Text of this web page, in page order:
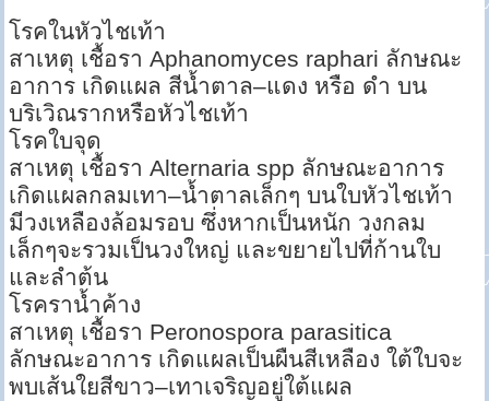
โรคในหัวไชเท้า
สาเหตุ เชื้อรา Aphanomyces raphari ลักษณะ
อาการ เกิดแผล สีน้ำตาล–แดง หรือ ดำ บน
บริเวิณรากหรือหัวไชเท้า
โรคใบจุด
สาเหตุ เชื้อรา Alternaria spp ลักษณะอาการ
เกิดแผลกลมเทา–น้ำตาลเล็กๆ บนใบหัวไชเท้า
มีวงเหลืองล้อมรอบ ซึ่งหากเป็นหนัก วงกลม
เล็กๆจะรวมเป็นวงใหญ่ และขยายไปที่ก้านใบ
และลำต้น
โรคราน้ำค้าง
สาเหตุ เชื้อรา Peronospora parasitica
ลักษณะอาการ เกิดแผลเป็นผืนสีเหลือง ใต้ใบจะ
พบเส้นใยสีขาว–เทาเจริญอยู่ใต้แผล